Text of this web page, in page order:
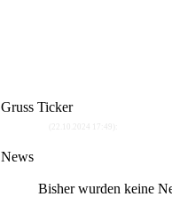
Gruss Ticker
News
Bisher wurden keine